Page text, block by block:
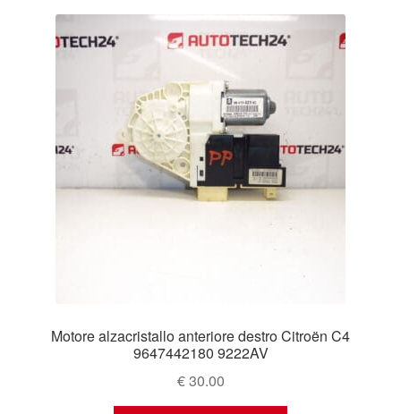
Motore alzacristallo anteriore destro Citroën C4
9647442180 9222AV
€30.00